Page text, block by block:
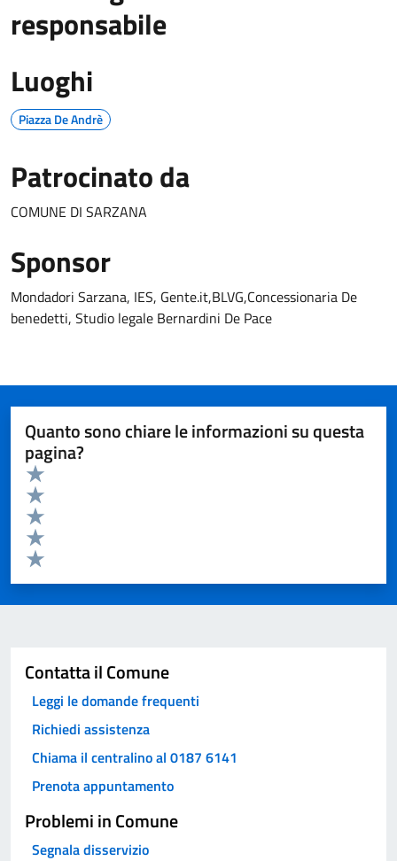
responsabile
Luoghi
Piazza De Andrè
Patrocinato da
COMUNE DI SARZANA
Sponsor
Mondadori Sarzana, IES, Gente.it,BLVG,Concessionaria De
benedetti, Studio legale Bernardini De Pace
Quanto sono chiare le informazioni su questa
pagina?
Valuta da 1 a 5 stelle la pagina
Valuta 5 stelle su 5
Valuta 4 stelle su 5
Valuta 3 stelle su 5
Valuta 2 stelle su 5
Valuta 1 stelle su 5
Contatta il Comune
Leggi le domande frequenti
Richiedi assistenza
Chiama il centralino al 0187 6141
Prenota appuntamento
Problemi in Comune
Segnala disservizio